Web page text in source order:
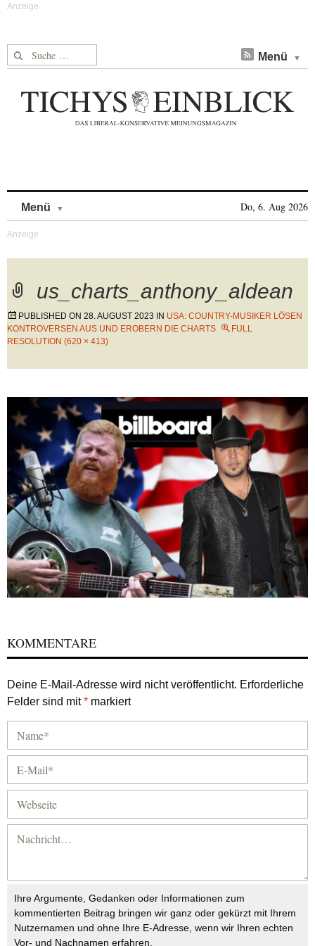
Suche nach: Menü
Menü Do, 6. Aug 2026
us_charts_anthony_aldean
PUBLISHED ON 28. AUGUST 2023 IN USA: COUNTRY-MUSIKER LÖSEN
KONTROVERSEN AUS UND EROBERN DIE CHARTS
FULL
RESOLUTION (620 × 413)
KOMMENTARE
Deine E-Mail-Adresse wird nicht veröffentlicht. Erforderliche
Felder sind mit* markiert
Ihre Argumente, Gedanken oder Informationen zum
kommentierten Beitrag bringen wir ganz oder gekürzt mit Ihrem
Nutzernamen und ohne Ihre E-Adresse, wenn wir Ihren echten
Vor- und Nachnamen erfahren.